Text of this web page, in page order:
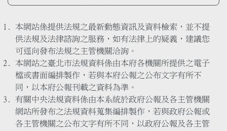
本網站係提供法規之最新動態資訊及資料檢索，並不提
供法規及法律諮詢之服務，如有法律上的疑義，建議您
可逕向發布法規之主管機關洽詢。
本網站之臺北市法規資料係由本府各機關所提供之電子
檔或書面編排製作，若與本府公報之公布文字有所不
同，以本府公報刊載之資料為準。
有關中央法規資料係由本系統於政府公報及各主管機關
網站所發布之法規資料蒐集編排製作，若與政府公報或
各主管機關之公布文字有所不同，以政府公報及各主管